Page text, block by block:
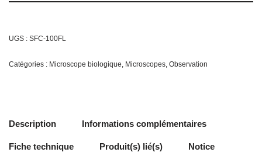
UGS : SFC-100FL
Catégories : Microscope biologique, Microscopes, Observation
Description Informations complémentaires
Fiche technique Produit(s) lié(s) Notice